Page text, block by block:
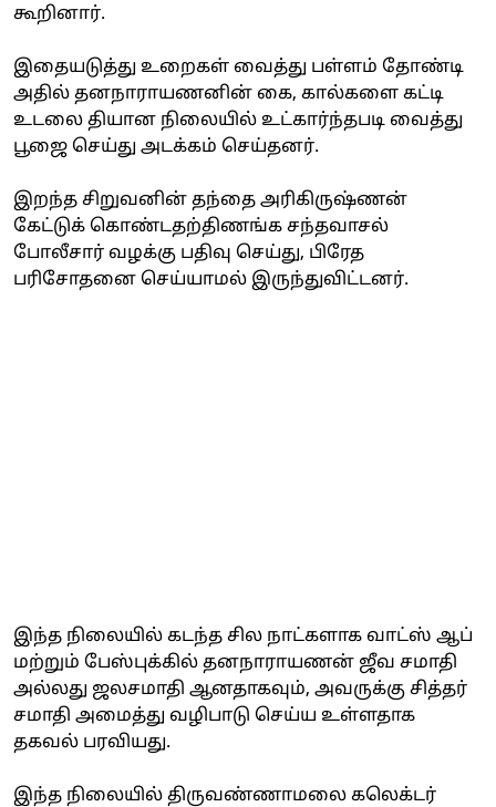
கூறினார்.
இதையடுத்து உறைகள் வைத்து பள்ளம் தோண்டி
அதில் தனநாராயணனின் கை, கால்களை கட்டி
உடலை தியான நிலையில் உட்கார்ந்தபடி வைத்து
பூஜை செய்து அடக்கம் செய்தனர்.
இறந்த சிறுவனின் தந்தை அரிகிருஷ்ணன்
கேட்டுக் கொண்டதற்திணங்க சந்தவாசல்
போலீசார் வழக்கு பதிவு செய்து, பிரேத
பரிசோதனை செய்யாமல் இருந்துவிட்டனர்.
இந்த நிலையில் கடந்த சில நாட்களாக வாட்ஸ் ஆப்
மற்றும் பேஸ்புக்கில் தனநாராயணன் ஜீவ சமாதி
அல்லது ஜலசமாதி ஆனதாகவும், அவருக்கு சித்தர்
சமாதி அமைத்து வழிபாடு செய்ய உள்ளதாக
தகவல் பரவியது.
இந்த நிலையில் திருவண்ணாமலை கலெக்டர்